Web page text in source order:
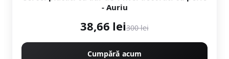
- Auriu
38,66 lei300 lei
Cumpără acum